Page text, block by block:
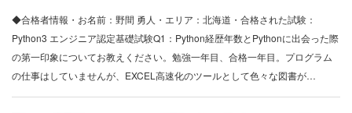
◆合格者情報・お名前：野間 勇人・エリア：北海道・合格された試験：
Python3 エンジニア認定基礎試験Q1：Python経歴年数とPythonに出会った際
の第一印象についてお教えください。勉強一年目、合格一年目。プログラム
の仕事はしていませんが、EXCEL高速化のツールとして色々な図書が…